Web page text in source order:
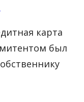
карта
был